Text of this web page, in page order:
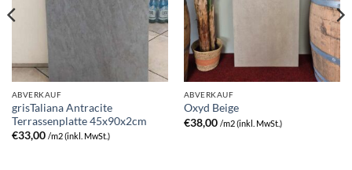
ABVERKAUF
grisTaliana Antracite
Terrassenplatte 45x90x2cm
€33,00 /m2 (inkl. MwSt.)
ABVERKAUF
Oxyd Beige
€38,00 /m2 (inkl. MwSt.)